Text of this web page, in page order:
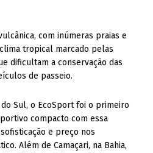
com inúmeras praias e
tropical marcado pelas
dificultam a conservação das
de passeio.
Sul, o EcoSport foi o primeiro
compacto com essa
e preço nos
Além de Camaçari, na Bahia,